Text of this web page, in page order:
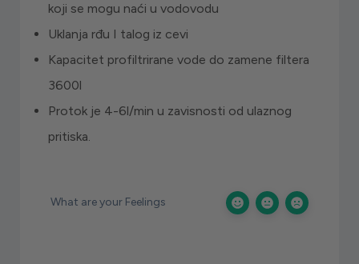
koji se mogu naći u vodovodu
Uklanja rđu I talog iz cevi
Kapacitet profiltrirane vode do zamene filtera
3600l
Protok je 4-6l/min u zavisnosti od ulaznog
pritiska.
What are your Feelings